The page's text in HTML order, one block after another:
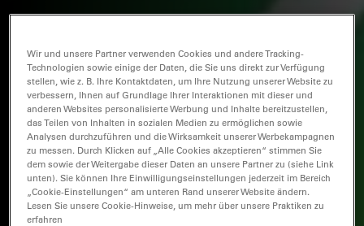
Wir und unsere Partner verwenden Cookies und andere Tracking-
Technologien sowie einige der Daten, die Sie uns direkt zur Verfügung
stellen, wie z. B. Ihre Kontaktdaten, um Ihre Nutzung unserer Website zu
verbessern, Ihnen auf Grundlage Ihrer Interaktionen mit dieser und
anderen Websites personalisierte Werbung und Inhalte bereitzustellen,
das Teilen von Inhalten in sozialen Medien zu ermöglichen sowie
Analysen durchzuführen und die Wirksamkeit unserer Werbekampagnen
zu messen. Durch Klicken auf „Alle Cookies akzeptieren“ stimmen Sie
dem sowie der Weitergabe dieser Daten an unsere Partner zu (siehe Link
unten). Sie können Ihre Einwilligungseinstellungen jederzeit im Bereich
„Cookie-Einstellungen“ am unteren Rand unserer Website ändern.
Lesen Sie unsere Cookie-Hinweise, um mehr über unsere Praktiken zu
erfahren